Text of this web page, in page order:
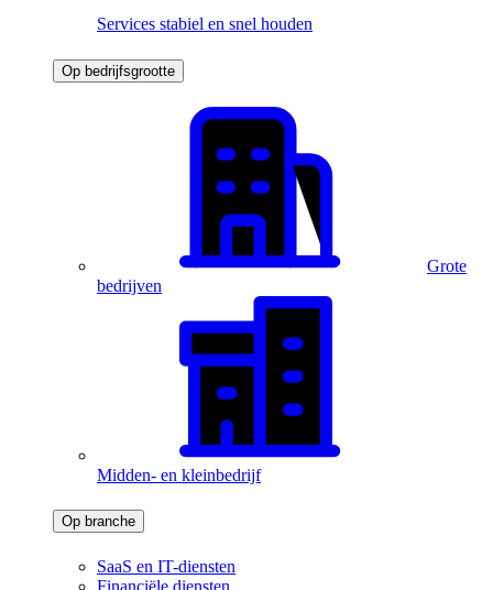
Services stabiel en snel houden
Op bedrijfsgrootte
Grote
bedrijven
Midden- en kleinbedrijf
Op branche
SaaS en IT-diensten
Financiële diensten